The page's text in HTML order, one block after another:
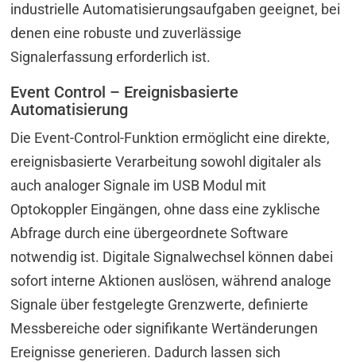
industrielle Automatisierungsaufgaben geeignet, bei
denen eine robuste und zuverlässige
Signalerfassung erforderlich ist.
Event Control – Ereignisbasierte
Automatisierung
Die Event-Control-Funktion ermöglicht eine direkte,
ereignisbasierte Verarbeitung sowohl digitaler als
auch analoger Signale im USB Modul mit
Optokoppler Eingängen, ohne dass eine zyklische
Abfrage durch eine übergeordnete Software
notwendig ist. Digitale Signalwechsel können dabei
sofort interne Aktionen auslösen, während analoge
Signale über festgelegte Grenzwerte, definierte
Messbereiche oder signifikante Wertänderungen
Ereignisse generieren. Dadurch lassen sich